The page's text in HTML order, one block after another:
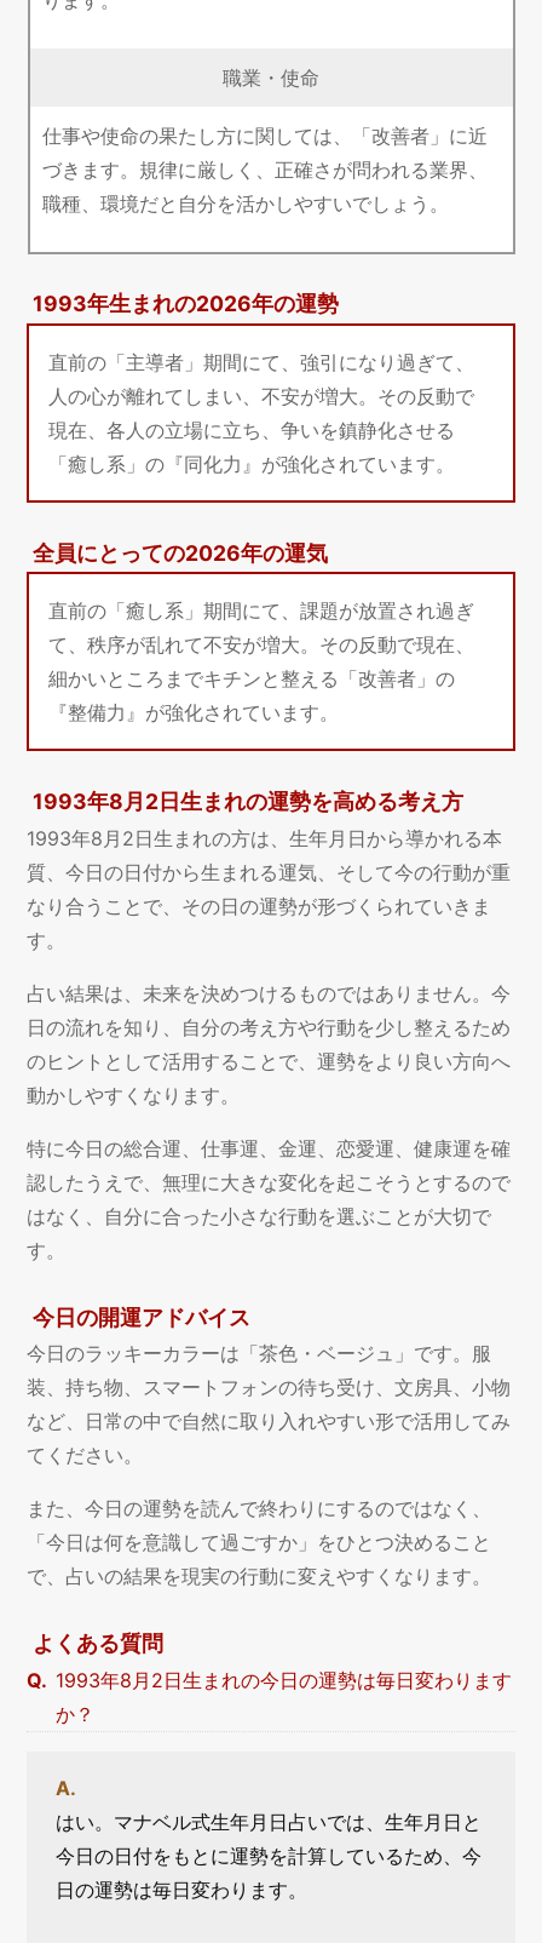
職業・使命
仕事や使命の果たし方に関しては、「改善者」に近
づきます。規律に厳しく、正確さが問われる業界、
職種、環境だと自分を活かしやすいでしょう。
1993年生まれの2026年の運勢
直前の「主導者」期間にて、強引になり過ぎて、
人の心が離れてしまい、不安が増大。その反動で
現在、各人の立場に立ち、争いを鎮静化させる
「癒し系」の『同化力』が強化されています。
全員にとっての2026年の運気
直前の「癒し系」期間にて、課題が放置され過ぎ
て、秩序が乱れて不安が増大。その反動で現在、
細かいところまでキチンと整える「改善者」の
『整備力』が強化されています。
1993年8月2日生まれの運勢を高める考え方
1993年8月2日生まれの方は、生年月日から導かれる本
質、今日の日付から生まれる運気、そして今の行動が重
なり合うことで、その日の運勢が形づくられていきま
す。
占い結果は、未来を決めつけるものではありません。今
日の流れを知り、自分の考え方や行動を少し整えるため
のヒントとして活用することで、運勢をより良い方向へ
動かしやすくなります。
特に今日の総合運、仕事運、金運、恋愛運、健康運を確
認したうえで、無理に大きな変化を起こそうとするので
はなく、自分に合った小さな行動を選ぶことが大切で
す。
今日の開運アドバイス
今日のラッキーカラーは「茶色・ベージュ」です。服
装、持ち物、スマートフォンの待ち受け、文房具、小物
など、日常の中で自然に取り入れやすい形で活用してみ
てください。
また、今日の運勢を読んで終わりにするのではなく、
「今日は何を意識して過ごすか」をひとつ決めること
で、占いの結果を現実の行動に変えやすくなります。
よくある質問
1993年8月2日生まれの今日の運勢は毎日変わります
か？
はい。マナベル式生年月日占いでは、生年月日と
今日の日付をもとに運勢を計算しているため、今
日の運勢は毎日変わります。